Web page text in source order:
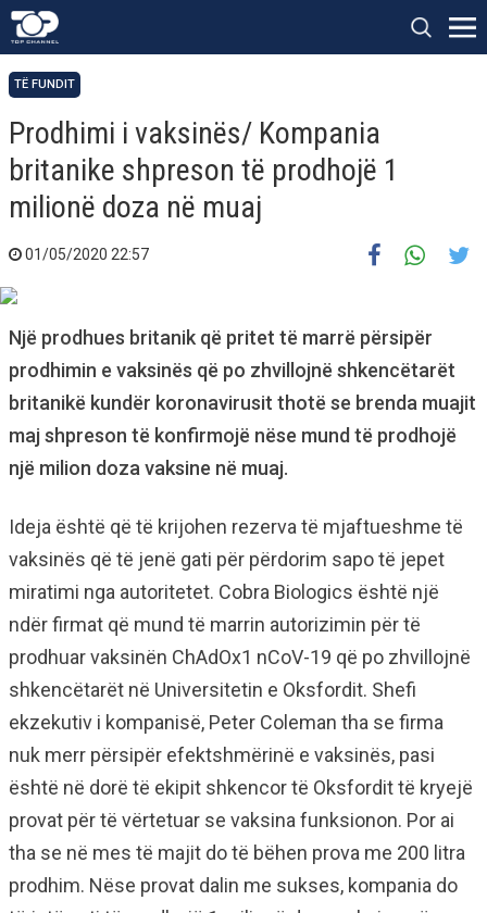
TË FUNDIT
Prodhimi i vaksinës/ Kompania
britanike shpreson të prodhojë 1
milionë doza në muaj
01/05/2020 22:57
Një prodhues britanik që pritet të marrë përsipër
prodhimin e vaksinës që po zhvillojnë shkencëtarët
britanikë kundër koronavirusit thotë se brenda muajit
maj shpreson të konfirmojë nëse mund të prodhojë
një milion doza vaksine në muaj.
Ideja është që të krijohen rezerva të mjaftueshme të
vaksinës që të jenë gati për përdorim sapo të jepet
miratimi nga autoritetet. Cobra Biologics është një
ndër firmat që mund të marrin autorizimin për të
prodhuar vaksinën ChAdOx1 nCoV-19 që po zhvillojnë
shkencëtarët në Universitetin e Oksfordit. Shefi
ekzekutiv i kompanisë, Peter Coleman tha se firma
nuk merr përsipër efektshmërinë e vaksinës, pasi
është në dorë të ekipit shkencor të Oksfordit të kryejë
provat për të vërtetuar se vaksina funksionon. Por ai
tha se në mes të majit do të bëhen prova me 200 litra
prodhim. Nëse provat dalin me sukses, kompania do